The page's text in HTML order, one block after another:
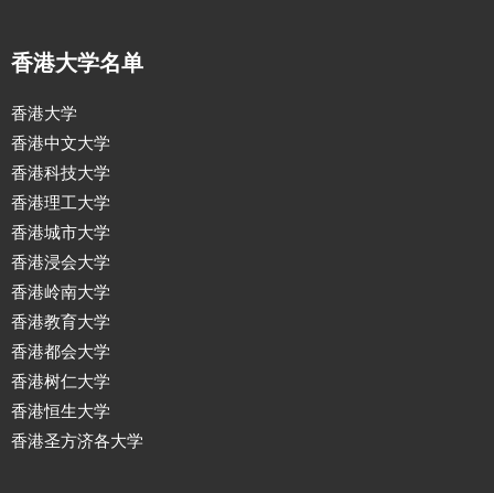
香港大学名单
香港大学
香港中文大学
香港科技大学
香港理工大学
香港城市大学
香港浸会大学
香港岭南大学
香港教育大学
香港都会大学
香港树仁大学
香港恒生大学
香港圣方济各大学